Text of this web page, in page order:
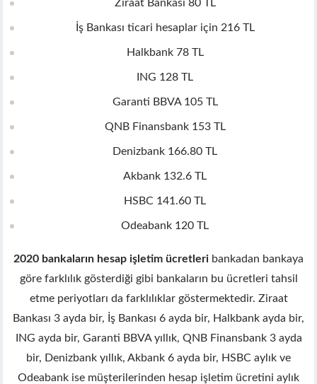
bonusu
bonusu
mp3 downloader
giris
Forum
escort
Ziraat Bankası 80 TL
İş Bankası ticari hesaplar için 216 TL
Halkbank 78 TL
ING 128 TL
Garanti BBVA 105 TL
QNB Finansbank 153 TL
Denizbank 166.80 TL
Akbank 132.6 TL
HSBC 141.60 TL
Odeabank 120 TL
2020 bankaların hesap işletim ücretleri bankadan bankaya
göre farklılık gösterdiği gibi bankaların bu ücretleri tahsil
etme periyotları da farklılıklar göstermektedir. Ziraat
Bankası 3 ayda bir, İş Bankası 6 ayda bir, Halkbank ayda bir,
ING ayda bir, Garanti BBVA yıllık, QNB Finansbank 3 ayda
bir, Denizbank yıllık, Akbank 6 ayda bir, HSBC aylık ve
Odeabank ise müşterilerinden hesap işletim ücretini aylık